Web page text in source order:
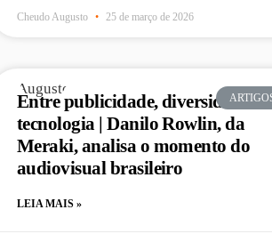
Cheudo Augusto 25 de março de 2026
Entre publicidade, diversidade e
tecnologia | Danilo Rowlin, da
Meraki, analisa o momento do
audiovisual brasileiro
LEIA MAIS »